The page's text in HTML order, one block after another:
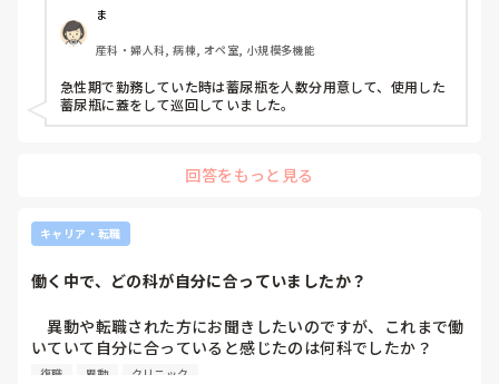
理室で破棄してたのでその方法はダメなのか？と疑問抱いて
ます。もちろん汚物見えないようワゴンにカバーする等対策
して。
皆さんの病棟ではどのような方法取られてますか？
ま
産科・婦人科, 病棟, オペ室, 小規模多機能
急性期で勤務していた時は蓄尿瓶を人数分用意して、使用した
蓄尿瓶に蓋をして巡回していました。
回答をもっと見る
キャリア・転職
働く中で、どの科が自分に合っていましたか？
異動や転職された方にお聞きしたいのですが、これまで働
いていて自分に合っていると感じたのは何科でしたか？
また、どんなところが合っていると感じましたか？
復職 異動 クリニック